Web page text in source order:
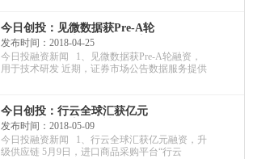
今日创投：见微数据获Pre-A轮
融资，用于技术研发；链平方
获千万融资，恩厚资本参投；
心知科技获A轮融资，用于市场
发布时间：2018-04-25
今日投融资新闻 1、见微数据获Pre-A轮融资，
用于技术研发 近期，证券市场公告数据服务提供
今日创投：行云全球汇获亿元
融资，升级供应链；禧云国际
获A轮融资，加强食品安全；请
上座获天使融资，道生资本领
发布时间：2018-05-09
今日投融资新闻 1、行云全球汇获亿元融资，升
级供应链 5月9日，进口商品采购平台“行云